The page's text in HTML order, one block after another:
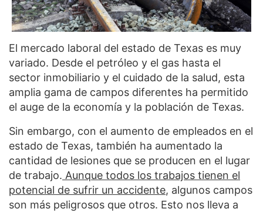
El mercado laboral del estado de Texas es muy
variado. Desde el petróleo y el gas hasta el
sector inmobiliario y el cuidado de la salud, esta
amplia gama de campos diferentes ha permitido
el auge de la economía y la población de Texas.
Sin embargo, con el aumento de empleados en el
estado de Texas, también ha aumentado la
cantidad de lesiones que se producen en el lugar
de trabajo. Aunque todos los trabajos tienen el
potencial de sufrir un accidente, algunos campos
son más peligrosos que otros. Esto nos lleva a